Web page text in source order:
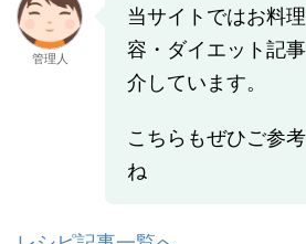
管理人
当サイトではお料
容・ダイエット記
介しています。
こちらもぜひご参
ね